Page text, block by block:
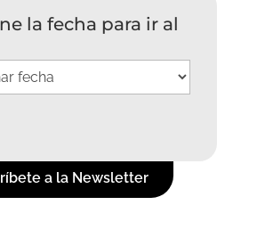
la fecha para ir al
a la Newsletter